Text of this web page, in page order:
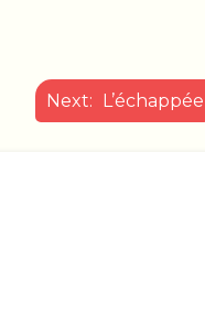
Next: L’échappée